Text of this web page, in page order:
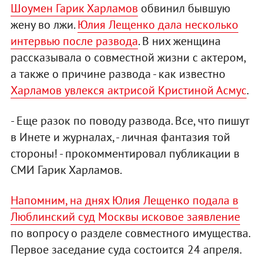
Шоумен Гарик Харламов обвинил бывшую
жену во лжи.Юлия Лещенко дала несколько
интервью после развода. В них женщина
рассказывала о совместной жизни с актером,
а также о причине развода - как известно
Харламов увлекся актрисой Кристиной Асмус.
- Еще разок по поводу развода. Все, что пишут
в Инете и журналах, - личная фантазия той
стороны! - прокомментировал публикации в
СМИ Гарик Харламов.
Напомним, на днях Юлия Лещенко подала в
Люблинский суд Москвы исковое заявление
по вопросу о разделе совместного имущества.
Первое заседание суда состоится 24 апреля.